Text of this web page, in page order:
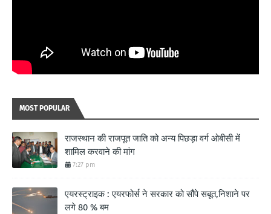
MOST POPULAR
राजस्थान की राजपूत जाति को अन्य पिछड़ा वर्ग ओबीसी में
शामिल करवाने की मांग
7:27 pm
एयरस्ट्राइक : एयरफोर्स ने सरकार को सौंपे सबूत,निशाने पर
लगे 80 % बम